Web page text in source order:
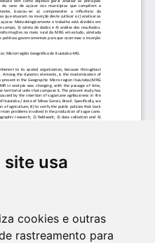
site usa
cookies e outras
rastreamento para